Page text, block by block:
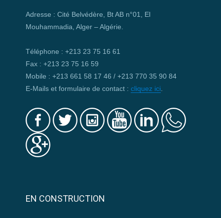
Adresse : Cité Belvédère, Bt AB n°01, El
Mouhammadia, Alger – Algérie.
Téléphone : +213 23 75 16 61
Fax : +213 23 75 16 59
Mobile : +213 661 58 17 46 / +213 770 35 90 84
E-Mails et formulaire de contact : cliquez ici.
EN CONSTRUCTION